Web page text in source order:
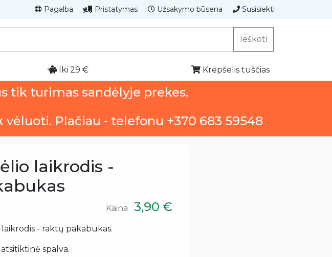
Pagalba Pristatymas Užsakymo būsena Susisiekti
Ieškoti
Iki 29 € Krepšelis tuščias
tik turimas sandėlyje prekes.
Plačiau - telefonu +370 683 59548
laikrodis -
Kaina 3,90 €
- raktų pakabukas.
spalva.